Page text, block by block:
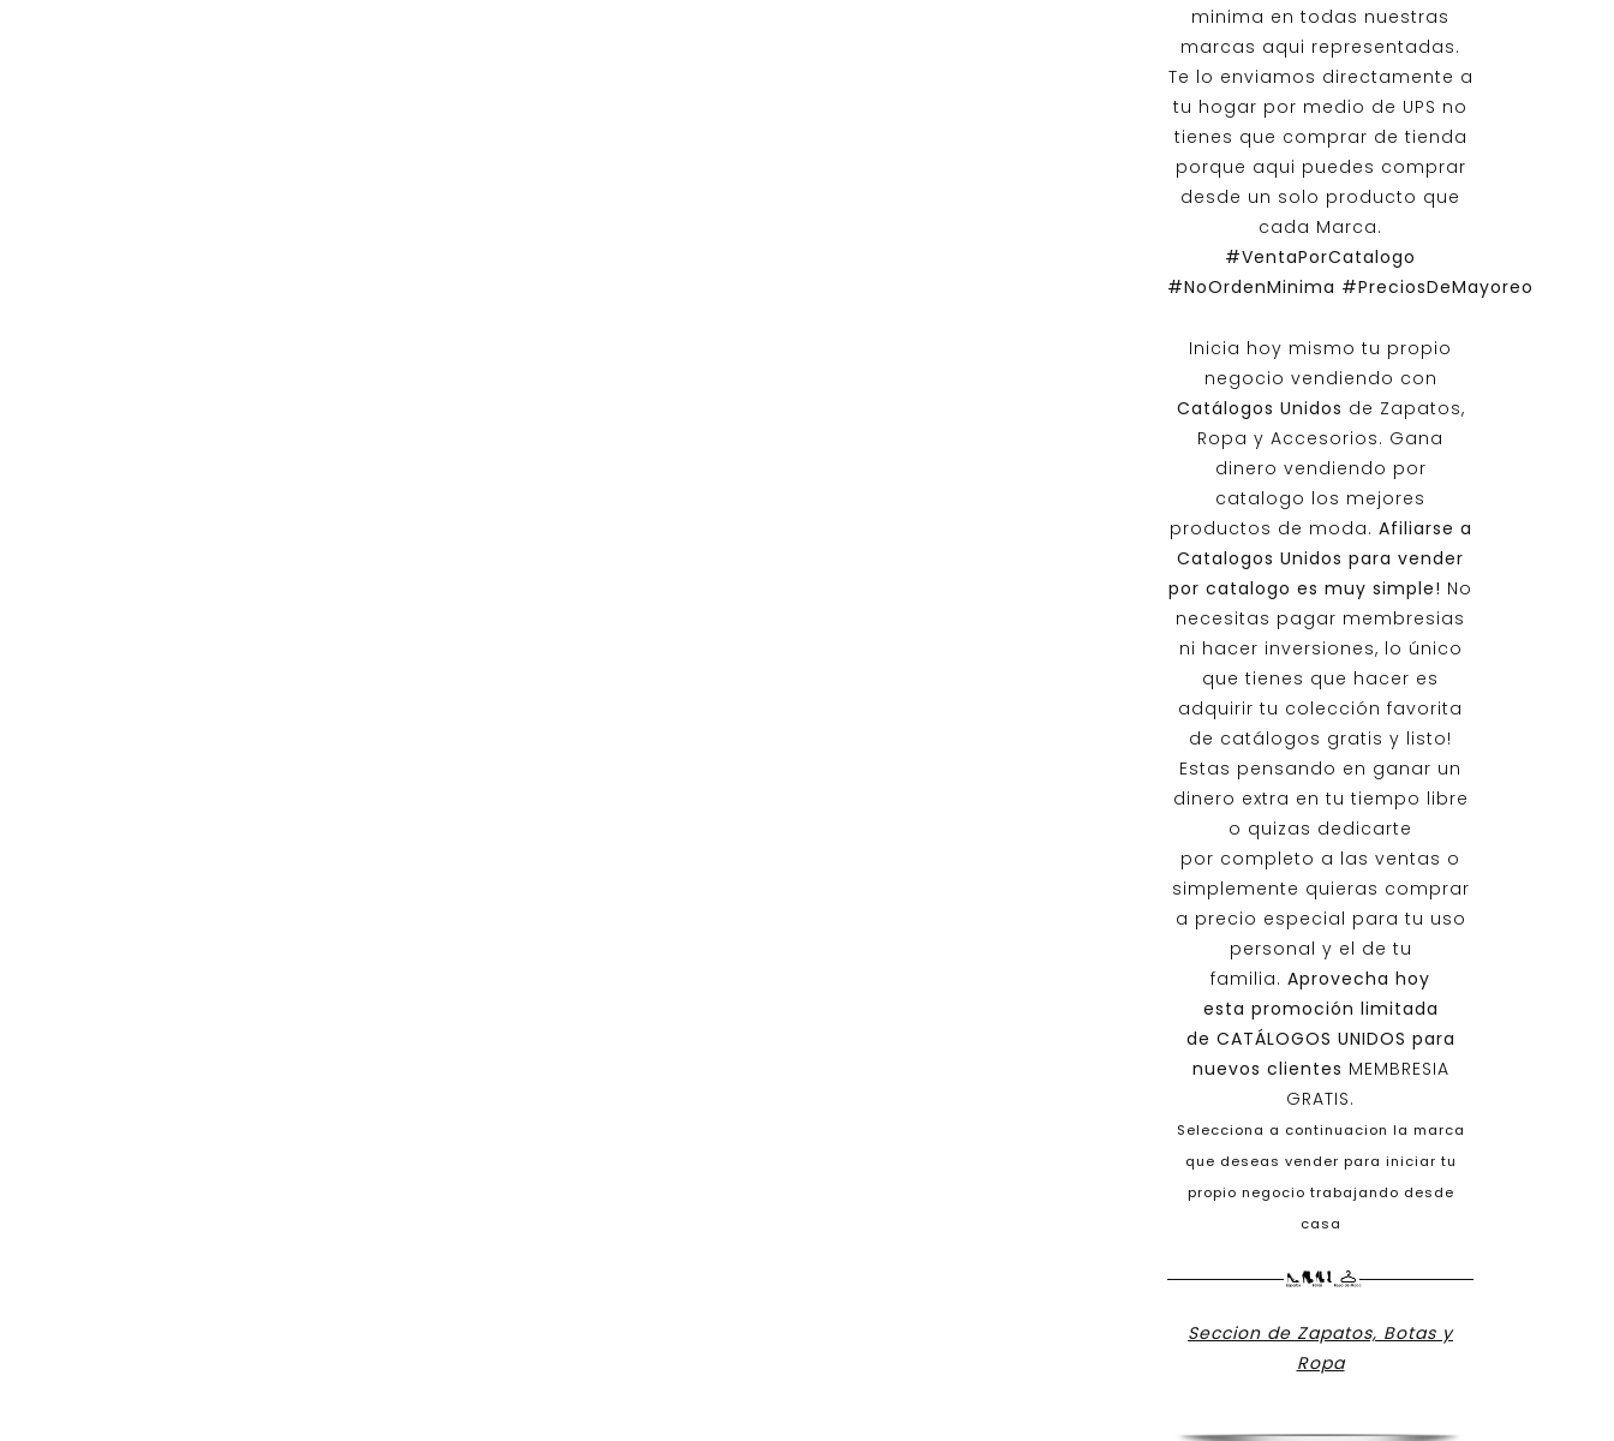
minima en todas nuestras
marcas aqui representadas.
Te lo enviamos directamente a
tu hogar por medio de UPS no
tienes que comprar de tienda
porque aqui puedes comprar
desde un solo producto que
cada Marca.
#VentaPorCatalogo
#NoOrdenMinima #PreciosDeMayoreo
Inicia hoy mismo tu propio
negocio vendiendo con
Catálogos Unidos de Zapatos,
Ropa y Accesorios. Gana
dinero vendiendo por
catalogo los mejores
productos de moda. Afiliarse a
Catalogos Unidos para vender
por catalogo es muy simple! No
necesitas pagar membresias
ni hacer inversiones, lo único
que tienes que hacer es
adquirir tu colección favorita
de catálogos gratis y listo!
Estas pensando en ganar un
dinero extra en tu tiempo libre
o quizas dedicarte
por completo a las ventas o
simplemente quieras comprar
a precio especial para tu uso
personal y el de tu
familia. Aprovecha hoy
esta promoción limitada
de CATÁLOGOS UNIDOS para
nuevos clientes MEMBRESIA
GRATIS.
Selecciona a continuacion la marca
que deseas vender para iniciar tu
propio negocio trabajando desde
casa
Seccion de Zapatos, Botas y
Ropa